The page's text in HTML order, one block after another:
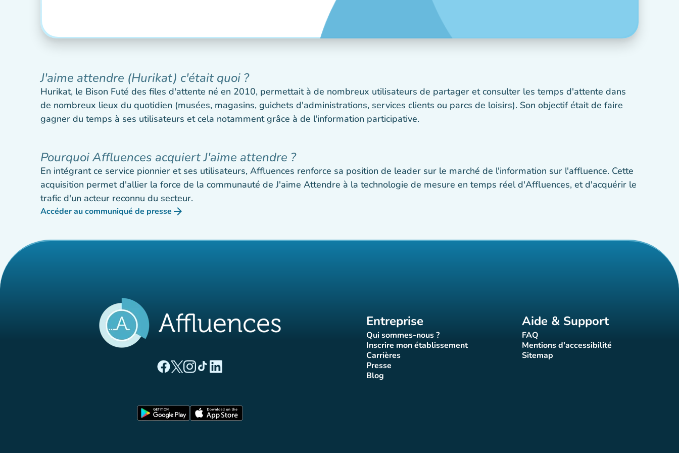
J'aime attendre (Hurikat) c'était quoi ?
Hurikat, le Bison Futé des files d'attente né en 2010, permettait à de nombreux utilisateurs de partager et consulter les temps d'attente dans
de nombreux lieux du quotidien (musées, magasins, guichets d'administrations, services clients ou parcs de loisirs). Son objectif était de faire
gagner du temps à ses utilisateurs et cela notamment grâce à de l'information participative.
Pourquoi Affluences acquiert J'aime attendre ?
En intégrant ce service pionnier et ses utilisateurs, Affluences renforce sa position de leader sur le marché de l'information sur l'affluence. Cette
acquisition permet d'allier la force de la communauté de J'aime Attendre à la technologie de mesure en temps réel d'Affluences, et d'acquérir le
trafic d'un acteur reconnu du secteur.
Accéder au communiqué de presse arrow_forward
(nouvel onglet)
(nouvel onglet)
(nouvel onglet)
(nouvel onglet)
(nouvel onglet)
(nouvel onglet)
Entreprise
Qui sommes-nous ?
(nouvel onglet)
Inscrire mon établissement
(nouvel onglet)
Carrières(nouvel onglet)
Presse(nouvel onglet)
Blog(nouvel onglet)
Aide & Support
FAQ(nouvel onglet)
Mentions d'accessibilité
(nouvel onglet)
Sitemap(nouvel onglet)